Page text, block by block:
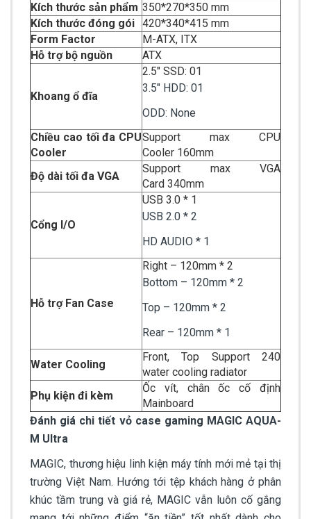
Kích thước sản phẩm 350*270*350 mm
Kích thước đóng gói 420*340*415 mm
Form Factor
M-ATX, ITX
Hỗ trợ bộ nguồn
ATX
Khoang ổ đĩa
2.5″ SSD: 01
3.5″ HDD: 01
ODD: None
Chiều cao tối đa CPU
Cooler
Support max CPU
Cooler 160mm
Độ dài tối đa VGA
Support max VGA
Card 340mm
Cổng I/O
USB 3.0 * 1
USB 2.0 * 2
HD AUDIO * 1
Hỗ trợ Fan Case
Right – 120mm * 2
Bottom – 120mm * 2
Top – 120mm * 2
Rear – 120mm * 1
Water Cooling
Front, Top Support 240
water cooling radiator
Phụ kiện đi kèm
Ốc vít, chân ốc cố định
Mainboard
Đánh giá chi tiết vỏ case gaming MAGIC AQUA-
M Ultra
MAGIC, thương hiệu linh kiện máy tính mới mẻ tại thị
trường Việt Nam. Hướng tới tệp khách hàng ở phân
khúc tầm trung và giá rẻ, MAGIC vẫn luôn cố gắng